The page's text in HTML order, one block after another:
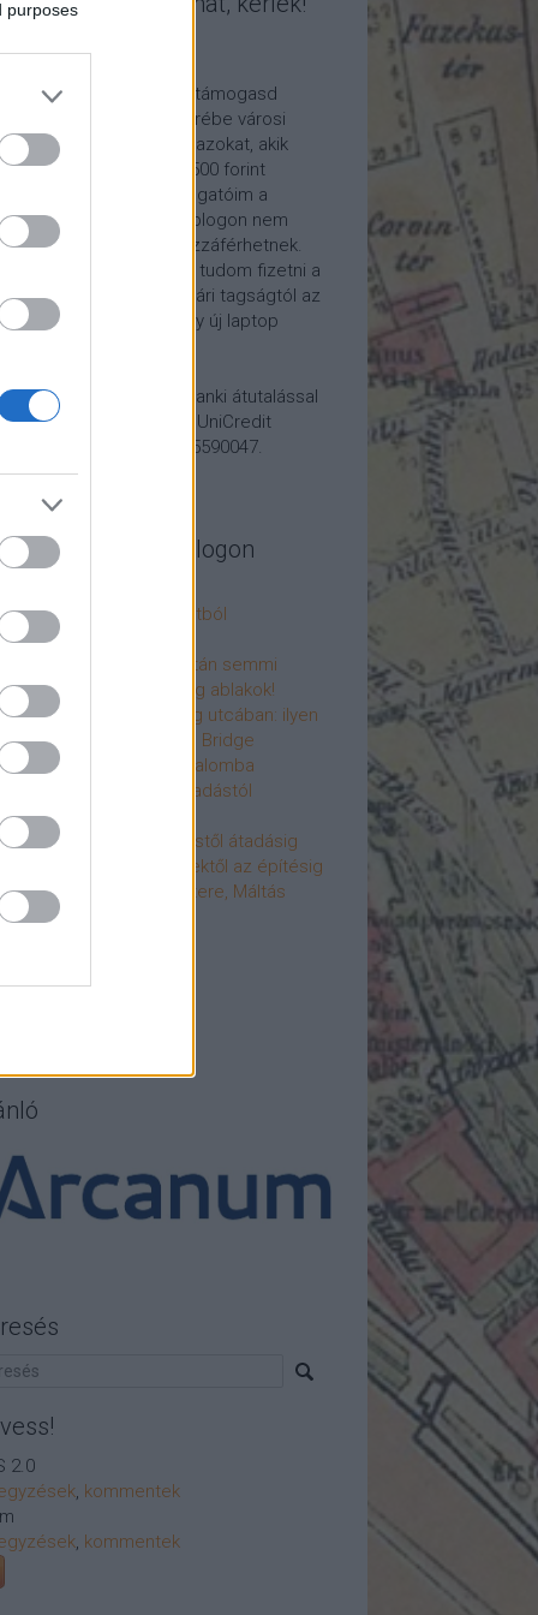
purposes
tetszik a blogom, kérlek támogasd
anyagilag is! Cserébe városi
hívom meg időnként azokat, akik
havi 5 euró vagy 2500 forint
küldenek. Támogatóim a
on exkluzív, a blogon nem
tartalmakhoz is hozzáférhetnek.
segítségével tudom fizetni a
költségeit a könyvtári tagságtól az
előfizetésen át egy új laptop
egyszerű banki átutalással
Papp Géza, UniCredit
10918001-00000022-65590047.
Fővárosi Blog
cikkek a blogon
fogorvosi rendelő a múltból
a 4-es metrón
tervezik, megígérik, aztán semmi
újjászülettek az ólomüveg ablakok!
terek a Mérleg utcában: ilyen
a Mamaison Hotel Chain Bridge
költözött a Hengermalomba
története: az átadástól
története: építéstől átadásig
története: ötletektől az építésig
elfeledett mestere, Máltás
2.0
, kommentek
, kommentek